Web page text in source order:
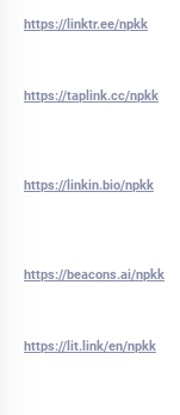
https://linktr.ee/npkk
https://taplink.cc/npkk
https://linkin.bio/npkk
https://beacons.ai/npkk
https://lit.link/en/npkk